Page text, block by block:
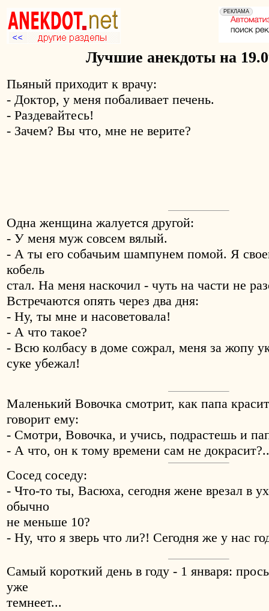
Лучшие анекдоты на
Пьяный приходит к врачу:
- Доктор, у меня побаливает печень.
- Раздевайтесь!
- Зачем? Вы что, мне не верите?
Одна женщина жалуется другой:
- У меня муж совсем вялый.
- А ты его собачьим шампунем помой. Я
кобель
стал. На меня наскочил - чуть на части не
Встречаются опять через два дня:
- Ну, ты мне и насоветовала!
- А что такое?
- Всю колбасу в доме сожрал, меня за жопу
суке убежал!
Маленький Вовочка смотpит, как папа
говоpит ему:
- Смотpи, Вовочка, и учись, подpастешь и
- А что, он к тому вpемени сам не
Сосед соседу:
- Что-то ты, Васюха, сегодня жене врезал в
обычно
не меньше 10?
- Ну, что я зверь что ли?! Сегодня же у нас
Самый короткий день в году - 1 января:
уже
темнеет...